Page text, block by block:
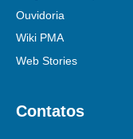
Ouvidoria
Wiki PMA
Web Stories
Contatos